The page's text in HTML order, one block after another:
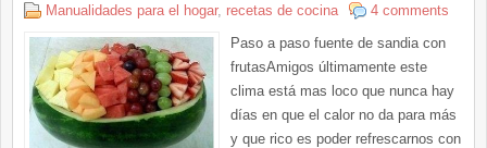
Manualidades para el hogar, recetas de cocina
4 comments
Paso a paso fuente de sandia con
frutasAmigos últimamente este
clima está mas loco que nunca hay
días en que el calor no da para más
y que rico es poder refrescarnos con